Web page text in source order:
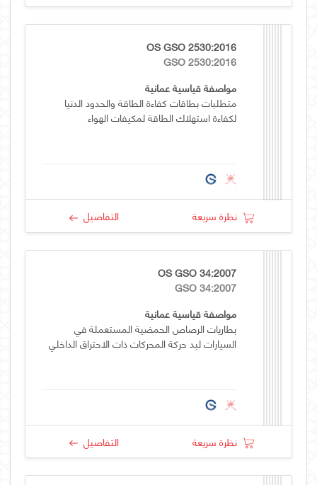
OS GSO 2530:2016
GSO 2530:2016
مواصفة قياسية عمانية
متطلبات بطاقات كفاءة الطاقة والحدود الدنيا
لكفاءة استهلاك الطاقة لمكيفات الهواء
نظرة سريعة التفاصيل
OS GSO 34:2007
GSO 34:2007
مواصفة قياسية عمانية
بطاريات الرصاص الحمضية المستعملة في
السيارات لبد حركة المحركات ذات الاحتراق الداخلي
نظرة سريعة التفاصيل